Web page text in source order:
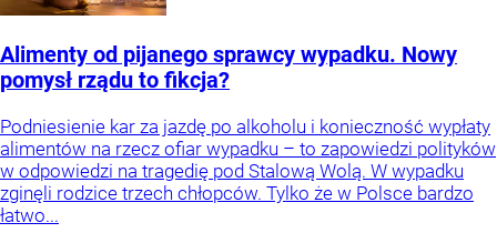
Alimenty od pijanego sprawcy wypadku. Nowy
pomysł rządu to fikcja?
Podniesienie kar za jazdę po alkoholu i konieczność wypłaty
alimentów na rzecz ofiar wypadku – to zapowiedzi polityków
w odpowiedzi na tragedię pod Stalową Wolą. W wypadku
zginęli rodzice trzech chłopców. Tylko że w Polsce bardzo
łatwo...